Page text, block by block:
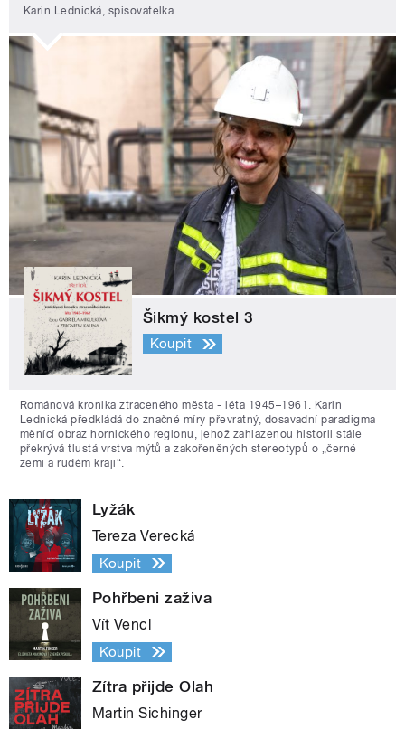
Karin Lednická, spisovatelka
Šikmý kostel 3
Koupit
Románová kronika ztraceného města - léta 1945–1961. Karin
Lednická předkládá do značné míry převratný, dosavadní paradigma
měnící obraz hornického regionu, jehož zahlazenou historii stále
překrývá tlustá vrstva mýtů a zakořeněných stereotypů o „černé
zemi a rudém kraji“.
Lyžák
Tereza Verecká
Koupit
Pohřbeni zaživa
Vít Vencl
Koupit
Zítra přijde Olah
Martin Sichinger